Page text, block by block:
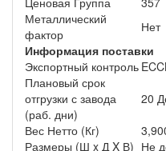
Металлический
фактор
Нет
Информация поставки
Экспортный контроль
Плановый срок
отгрузки с завода
(раб. дни)
20
Вес Нетто (Кг)
Размеры (Ш x Д X В) Не